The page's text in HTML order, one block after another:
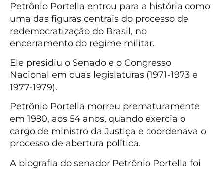
Petrônio Portella entrou para a história como
uma das figuras centrais do processo de
redemocratização do Brasil, no
encerramento do regime militar.
Ele presidiu o Senado e o Congresso
Nacional em duas legislaturas (1971-1973 e
1977-1979).
Petrônio Portella morreu prematuramente
em 1980, aos 54 anos, quando exercia o
cargo de ministro da Justiça e coordenava o
processo de abertura política.
A biografia do senador Petrônio Portella foi